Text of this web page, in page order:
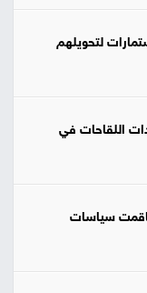
لتحويلهم
اللقاحات في
سياسات